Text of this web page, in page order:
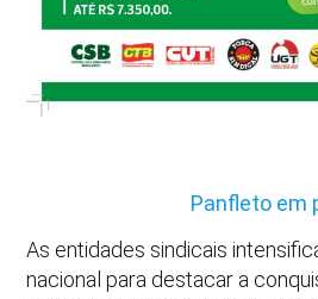
Panfleto em
As entidades sindicais
nacional para destacar a